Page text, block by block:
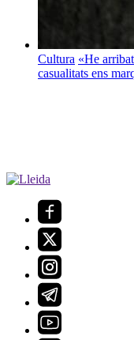
Cultura «He
casualitats ens